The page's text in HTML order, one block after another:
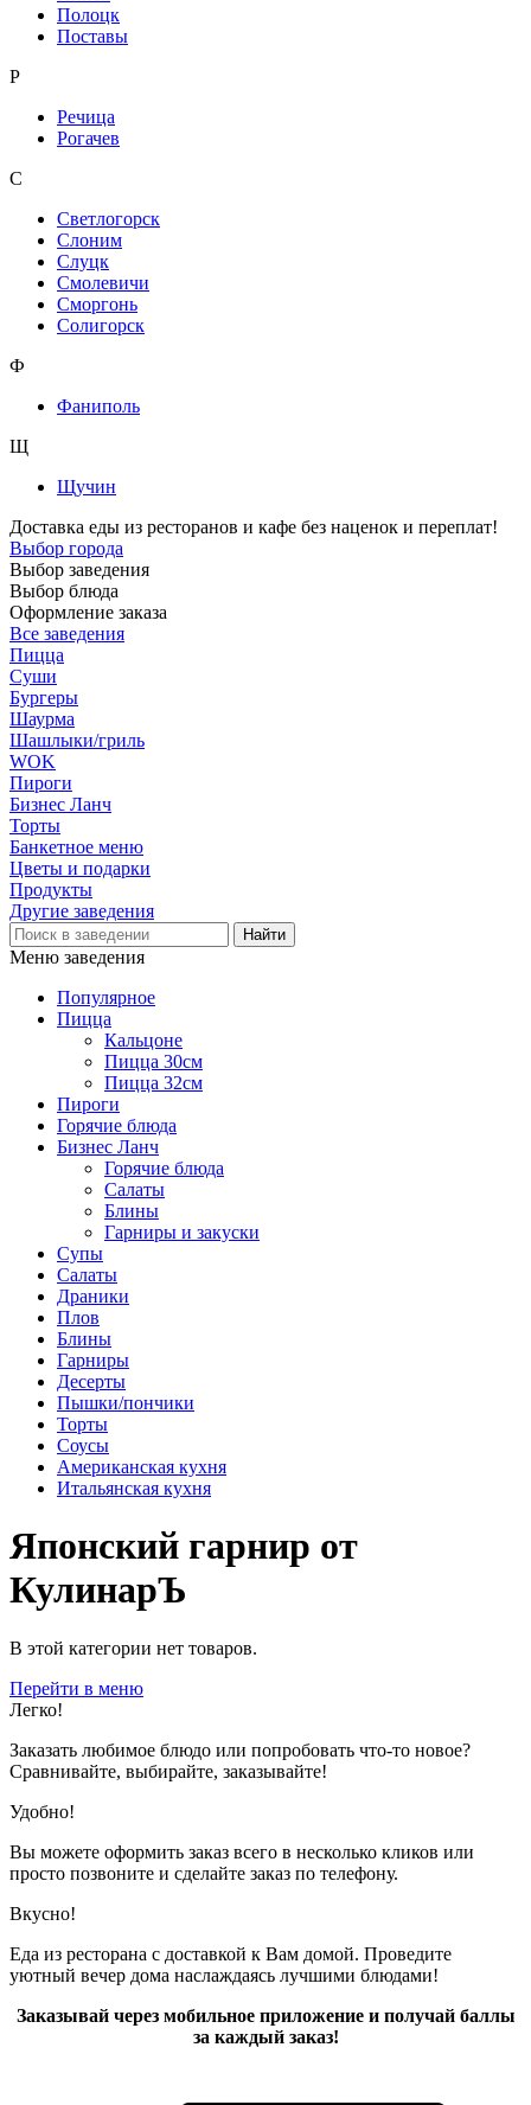
Полоцк
Поставы
Р
Речица
Рогачев
С
Светлогорск
Слоним
Слуцк
Смолевичи
Сморгонь
Солигорск
Ф
Фаниполь
Щ
Щучин
Доставка еды из ресторанов и кафе без наценок и переплат!
Выбор города
Выбор заведения
Выбор блюда
Оформление заказа
Все заведения
Пицца
Суши
Бургеры
Шаурма
Шашлыки/гриль
WOK
Пироги
Бизнес Ланч
Торты
Банкетное меню
Цветы и подарки
Продукты
Другие заведения
Меню заведения
Популярное
Пицца
Кальцоне
Пицца 30см
Пицца 32см
Пироги
Горячие блюда
Бизнес Ланч
Горячие блюда
Салаты
Блины
Гарниры и закуски
Супы
Салаты
Драники
Плов
Блины
Гарниры
Десерты
Пышки/пончики
Торты
Соусы
Американская кухня
Итальянская кухня
Японский гарнир от
КулинарЪ
В этой категории нет товаров.
Перейти в меню
Легко!
Заказать любимое блюдо или попробовать что-то новое?
Сравнивайте, выбирайте, заказывайте!
Удобно!
Вы можете оформить заказ всего в несколько кликов или
просто позвоните и сделайте заказ по телефону.
Вкусно!
Еда из ресторана с доставкой к Вам домой. Проведите
уютный вечер дома наслаждаясь лучшими блюдами!
Заказывай через мобильное приложение и получай баллы
за каждый заказ!